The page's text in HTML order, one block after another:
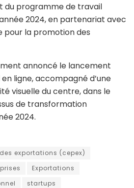
du programme de travail
2024, en partenariat avec
pour la promotion des
annoncé le lancement
ligne, accompagné d’une
visuelle du centre, dans le
de transformation
2024.
exportations (cepex)
Exportations
startups